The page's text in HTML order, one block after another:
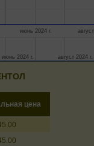
июнь 2024 г.
июнь 2024 г.
июнь 2024 г. август 2024 г.
август 2024 г.
цена